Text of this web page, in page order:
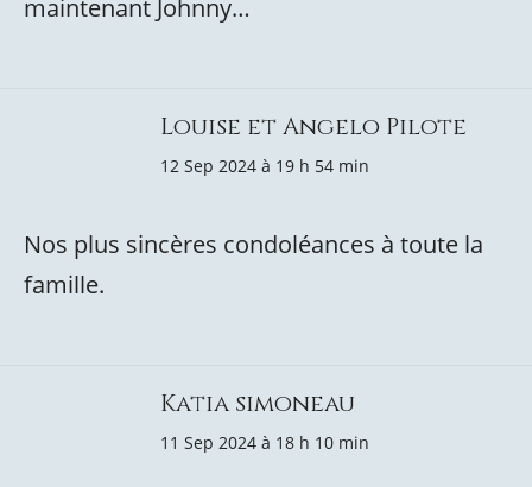
maintenant Johnny…
Louise et Angelo Pilote
12 Sep 2024 à 19 h 54 min
Nos plus sincères condoléances à toute la
famille.
Katia simoneau
11 Sep 2024 à 18 h 10 min